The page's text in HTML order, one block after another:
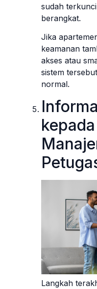
sudah
berangkat.
Jika
keamanan
akses atau
sistem
normal.
kepada
Langkah